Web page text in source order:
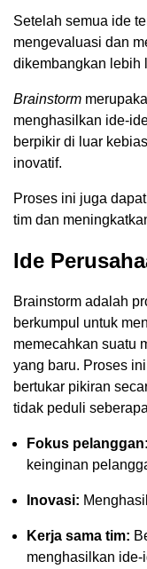
Setelah semua ide
mengevaluasi dan
dikembangkan lebih
Brainstorm
menghasilkan ide-
berpikir di luar
inovatif.
Proses ini juga
tim dan
Ide
Brainstorm adalah
berkumpul untuk
memecahkan suatu
yang baru. Proses
bertukar pikiran
tidak peduli
Fokus pelanggan:
keinginan
Inovasi:
Kerja sama tim:
menghasilkan